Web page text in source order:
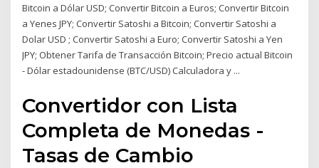
Bitcoin a Dólar USD; Convertir Bitcoin a Euros; Convertir Bitcoin
a Yenes JPY; Convertir Satoshi a Bitcoin; Convertir Satoshi a
Dolar USD ; Convertir Satoshi a Euro; Convertir Satoshi a Yen
JPY; Obtener Tarifa de Transacción Bitcoin; Precio actual Bitcoin
- Dólar estadounidense (BTC/USD) Calculadora y ...
Convertidor con Lista
Completa de Monedas -
Tasas de Cambio